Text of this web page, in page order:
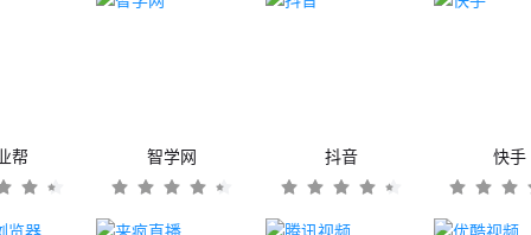
帮 智学网 抖音 快手